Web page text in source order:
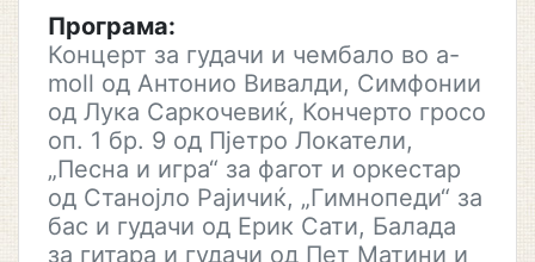
Програма:
Концерт за гудачи и чембало во a-
moll од Антонио Вивалди, Симфонии
од Лука Саркочевиќ, Кончерто гросо
оп. 1 бр. 9 од Пјетро Локатели,
„Песна и игра“ за фагот и оркестар
од Станојло Рајичиќ, „Гимнопеди“ за
бас и гудачи од Ерик Сати, Балада
за гитара и гудачи од Пет Матини и